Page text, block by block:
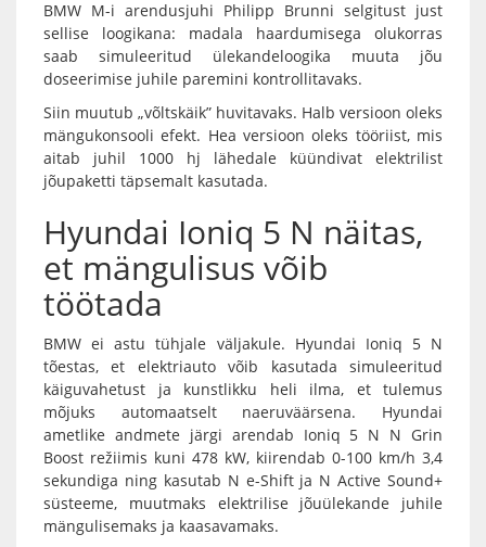
BMW M-i arendusjuhi Philipp Brunni selgitust just
sellise loogikana: madala haardumisega olukorras
saab simuleeritud ülekandeloogika muuta jõu
doseerimise juhile paremini kontrollitavaks.
Siin muutub „võltskäik” huvitavaks. Halb versioon oleks
mängukonsooli efekt. Hea versioon oleks tööriist, mis
aitab juhil 1000 hj lähedale küündivat elektrilist
jõupaketti täpsemalt kasutada.
Hyundai Ioniq 5 N näitas,
et mängulisus võib
töötada
BMW ei astu tühjale väljakule. Hyundai Ioniq 5 N
tõestas, et elektriauto võib kasutada simuleeritud
käiguvahetust ja kunstlikku heli ilma, et tulemus
mõjuks automaatselt naeruväärsena. Hyundai
ametlike andmete järgi arendab Ioniq 5 N N Grin
Boost režiimis kuni 478 kW, kiirendab 0-100 km/h 3,4
sekundiga ning kasutab N e-Shift ja N Active Sound+
süsteeme, muutmaks elektrilise jõuülekande juhile
mängulisemaks ja kaasavamaks.